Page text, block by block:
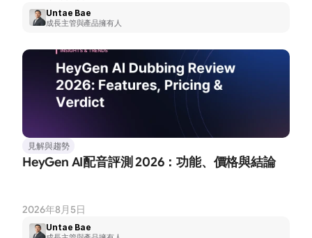
Untae Bae
成長主管與產品擁有人
見解與趨勢
HeyGen AI配音評測 2026：功能、價格與結論
2026年8月5日
Untae Bae